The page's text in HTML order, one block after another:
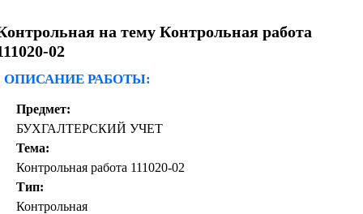
на тему Контрольная работа
02
ОПИСАНИЕ РАБОТЫ:
Предмет:
БУХГАЛТЕРСКИЙ УЧЕТ
Тема:
Контрольная работа 111020-02
Тип:
Контрольная